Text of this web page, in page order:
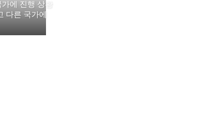
에 진행 상황
다른 국가에